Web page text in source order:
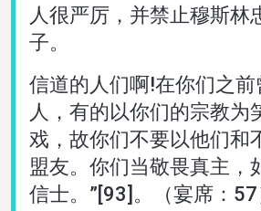
人很严厉，并禁止穆斯林
子。
信道的人们啊!在你们之前
人，有的以你们的宗教为
戏，故你们不要以他们和
盟友。你们当敬畏真主，
信士。”[93]。（宴席：57